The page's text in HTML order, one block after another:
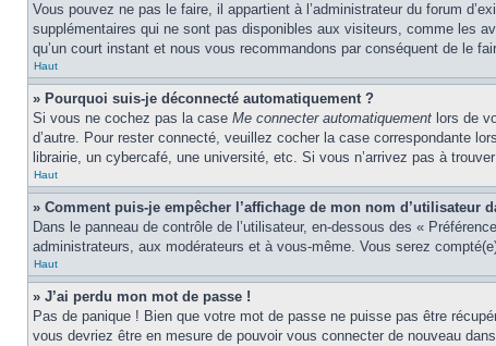
Vous pouvez ne pas le faire, il appartient à l’administrateur du forum
supplémentaires qui ne sont pas disponibles aux visiteurs, comme les
qu’un court instant et nous vous recommandons par conséquent de le
Haut
» Pourquoi suis-je déconnecté automatiquement ?
Si vous ne cochez pas la case Me connecter automatiquement lors de
d’autre. Pour rester connecté, veuillez cocher la case correspondante
librairie, un cybercafé, une université, etc. Si vous n’arrivez pas à
Haut
» Comment puis-je empêcher l’affichage de mon nom d’utilisateur
Dans le panneau de contrôle de l’utilisateur, en-dessous des «
administrateurs, aux modérateurs et à vous-même. Vous serez
Haut
» J’ai perdu mon mot de passe !
Pas de panique ! Bien que votre mot de passe ne puisse pas être
vous devriez être en mesure de pouvoir vous connecter de nouveau